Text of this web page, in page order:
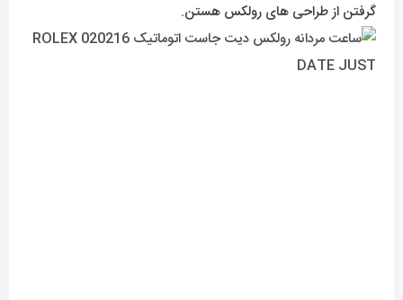
گرفتن از طراحی های رولکس هستن.